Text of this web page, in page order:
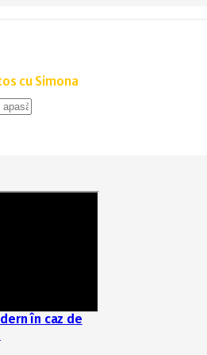
cu Simona
în caz de
chirurgicale